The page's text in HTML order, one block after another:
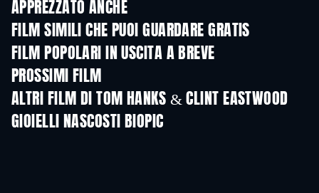
APPREZZATO ANCHE
FILM SIMILI CHE PUOI GUARDARE GRATIS
FILM POPOLARI IN USCITA A BREVE
PROSSIMI FILM
ALTRI FILM DI TOM HANKS & CLINT EASTWOOD
GIOIELLI NASCOSTI BIOPIC